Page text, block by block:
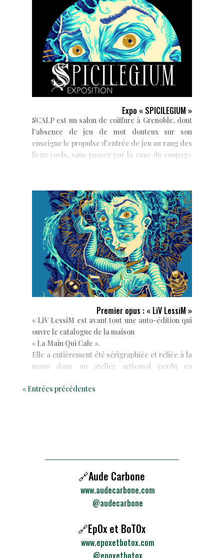
Expo « SPICILEGIUM »
SCALP est un salon de coiffure à Grenoble, dont
l’absence de jeu de mot douteux sur son
enseigne le propulse d’entrée de jeu au rang des
lieux cools, sans passer par la case du coupage
Premier opus : « LiV LessiM »
« LiV LessiM est avant tout une auto-édition qui
ouvre le catalogue de la maison
« La Main Qui Cale ».
Elle a entièrement été sérigraphiée et reliée à la
mano dans un atelier artisanal perdu en
« Entrées précédentes
🔗Aude Carbone
www.audecarbone.com
@audecarbone
🔗EpOx et BoTOx
www.epoxetbotox.com